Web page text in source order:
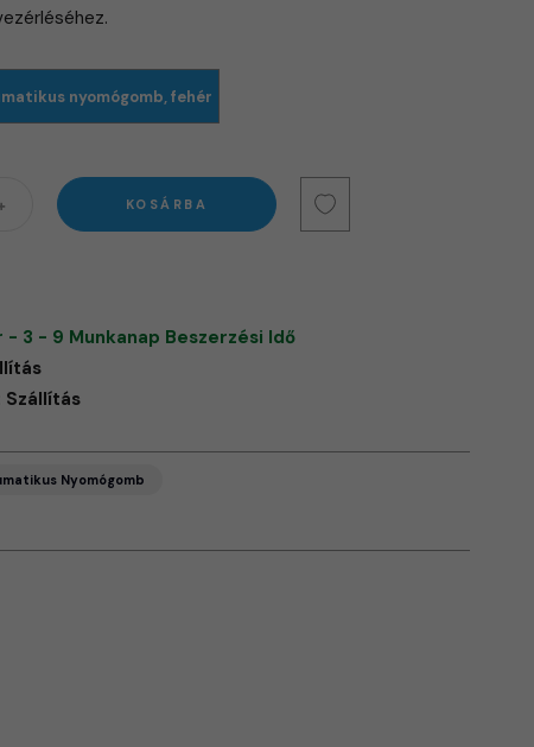
nyomógomb, fehér
KOSÁRBA
- 3 - 9 Munkanap Beszerzési Idő
Nyomógomb